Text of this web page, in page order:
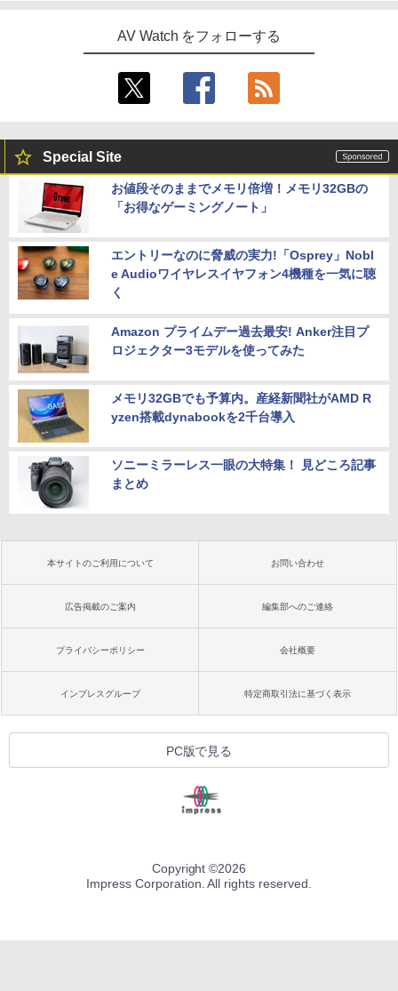
AV Watch をフォローする
Special Site
お値段そのままでメモリ倍増！メモリ32GBの
「お得なゲーミングノート」
エントリーなのに脅威の実力!「Osprey」Nobl
e Audioワイヤレスイヤフォン4機種を一気に聴
く
Amazon プライムデー過去最安! Anker注目プ
ロジェクター3モデルを使ってみた
メモリ32GBでも予算内。産経新聞社がAMD R
yzen搭載dynabookを2千台導入
ソニーミラーレス一眼の大特集！ 見どころ記事
まとめ
本サイトのご利用について お問い合わせ
広告掲載のご案内 編集部へのご連絡
プライバシーポリシー 会社概要
インプレスグループ 特定商取引法に基づく表示
PC版で見る
Copyright ©2026
Impress Corporation. All rights reserved.